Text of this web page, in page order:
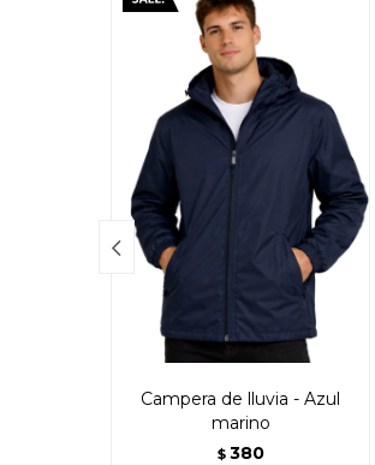
Campera de lluvia - Azul
marino
$ 380
